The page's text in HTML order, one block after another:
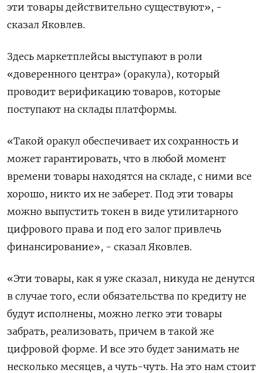
эти товары действительно существуют», -
сказал Яковлев.
Здесь маркетплейсы выступают в роли
«доверенного ‌центра» (оракула), который
проводит верификацию товаров, которые
поступают на склады платформы.
«Такой оракул обеспечивает их сохранность и
может гарантировать, что в любой момент
времени товары находятся на складе, с ними все ​
хорошо, никто их не ​заберет. Под эти товары
можно ‌выпустить токен в виде утилитарного
цифрового права и под его залог привлечь
финансирование», - сказал Яковлев.
«Эти товары, ​как я уже сказал, никуда не денутся
в случае того, если обязательства по кредиту не
будут исполнены, можно легко эти товары
забрать, реализовать, причем в такой же
цифровой форме. И все это будет занимать не
несколько месяцев, а чуть-чуть. На это нам стоит